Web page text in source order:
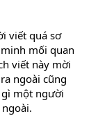
viết quá sơ
mối quan
viết này mời
ngoài cũng
một người